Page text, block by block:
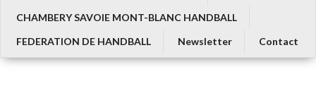
CHAMBERY SAVOIE MONT-BLANC HANDBALL
FEDERATION DE HANDBALL
Newsletter Contact